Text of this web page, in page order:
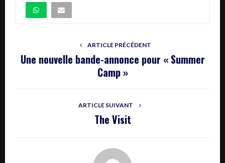
ARTICLE PRÉCÉDENT
Une nouvelle bande-annonce pour « Summer
Camp »
ARTICLE SUIVANT
The Visit